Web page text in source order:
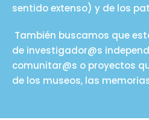
sentido extenso) y de los
También buscamos que
de investigador@s
comunitar@s o proyectos
de los museos, las